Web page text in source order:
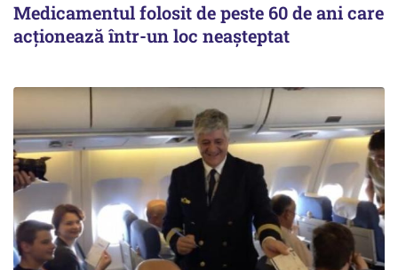
Medicamentul folosit de peste 60 de ani care
acționează într-un loc neașteptat